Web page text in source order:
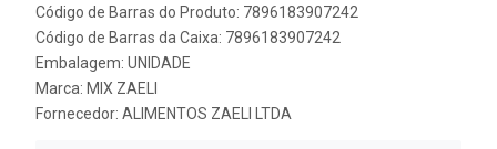
Código de Barras do Produto: 7896183907242
Código de Barras da Caixa: 7896183907242
Embalagem: UNIDADE
Marca: MIX ZAELI
Fornecedor: ALIMENTOS ZAELI LTDA